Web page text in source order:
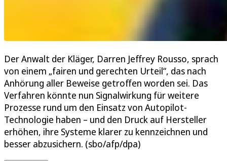
Der Anwalt der Kläger, Darren Jeffrey Rousso, sprach
von einem „fairen und gerechten Urteil“, das nach
Anhörung aller Beweise getroffen worden sei. Das
Verfahren könnte nun Signalwirkung für weitere
Prozesse rund um den Einsatz von Autopilot-
Technologie haben – und den Druck auf Hersteller
erhöhen, ihre Systeme klarer zu kennzeichnen und
besser abzusichern. (sbo/afp/dpa)